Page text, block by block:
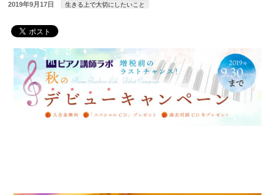
2019年9月17日 生きる上で大切にしたいこと